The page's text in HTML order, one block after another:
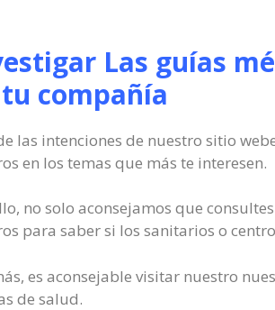
Las guías
compañía
las intenciones de nuestro sitio
en los temas que más te interesen.
no solo aconsejamos que
para saber si los sanitarios o
es aconsejable visitar nuestro
de salud.